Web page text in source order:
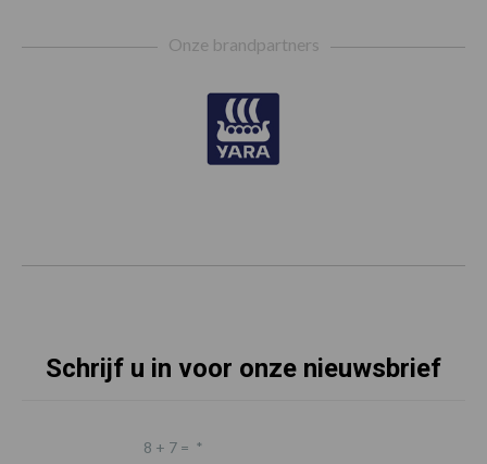
Onze brandpartners
Schrijf u in voor onze nieuwsbrief
8 + 7 = *